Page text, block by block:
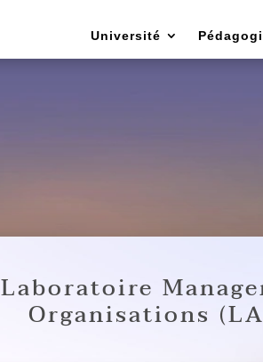
Université
Laboratoire
Organisations